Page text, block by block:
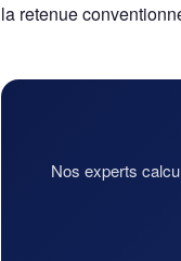
la retenue
Nos experts